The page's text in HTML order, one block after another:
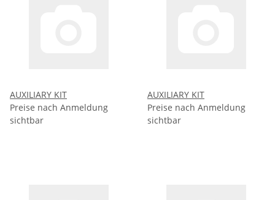
AUXILIARY KIT
Preise nach Anmeldung
sichtbar
AUXILIARY KIT
Preise nach Anmeldung
sichtbar